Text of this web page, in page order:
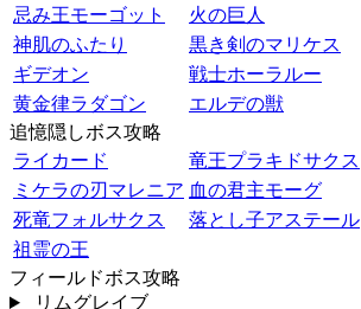
忌み王モーゴット
火の巨人
神肌のふたり
黒き剣のマリケス
ギデオン
戦士ホーラルー
黄金律ラダゴン
エルデの獣
追憶隠しボス攻略
ライカード
竜王プラキドサクス
ミケラの刃マレニア 血の君主モーグ
死竜フォルサクス
落とし子アステール
祖霊の王
フィールドボス攻略
リムグレイブ